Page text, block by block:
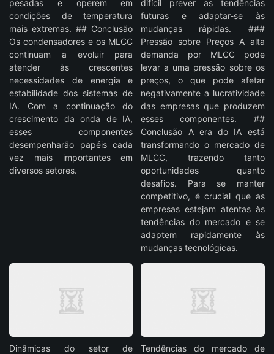
pesadas e operem em
condições de temperatura
mais extremas. ## Conclusão
Os condensadores e os MLCC
continuam a evoluir para
atender às crescentes
necessidades de energia e
estabilidade dos sistemas de
IA. Com a continuação do
crescimento da onda de IA,
esses componentes
desempenharão papéis cada
vez mais importantes em
diversos setores.
difícil prever as tendências
futuras e adaptar-se às
mudanças rápidas. ###
Pressão sobre Preços A alta
demanda por MLCC pode
levar a uma pressão sobre os
preços, o que pode afetar
negativamente a lucratividade
das empresas que produzem
esses componentes. ##
Conclusão A era do IA está
transformando o mercado de
MLCC, trazendo tanto
oportunidades quanto
desafios. Para se manter
competitivo, é crucial que as
empresas estejam atentas às
tendências do mercado e se
adaptem rapidamente às
mudanças tecnológicas.
Dinâmicas do setor de
Tendências do mercado de